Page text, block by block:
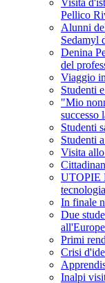
Visita
Pellico
Alunni
Sedamyl
Denina
del
Viaggio
Studenti
"Mio
successo
Studenti
Studenti
Visita
UTOPIE
In finale
Due
Primi
Crisi
Inalpi